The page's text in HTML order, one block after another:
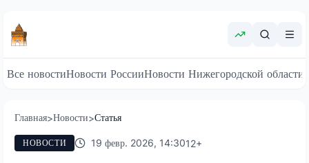
Все новостиНовости РоссииНовости Нижегородской области
Главная>Новости>Статья
НОВОСТИ 19 февр. 2026, 14:3012+